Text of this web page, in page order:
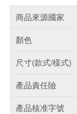
商品來源國家
顏色
尺寸(款式/樣式)
產品責任險
產品核准字號